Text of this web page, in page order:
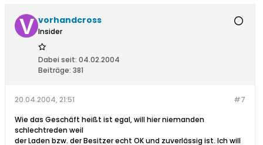
vorhandcross
Insider
Dabei seit: 04.02.2004
Beiträge: 381
#7
20.04.2004, 21:51
Wie das Geschäft heißt ist egal, will hier niemanden
schlechtreden weil
der Laden bzw. der Besitzer echt OK und zuverlässig ist. Ich will